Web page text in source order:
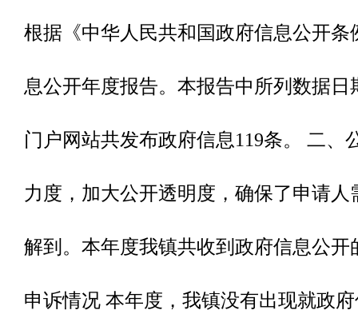
根据《中华人民共和国政府信息公开
息公开年度报告。本报告中所列数据日
门户网站共发布政府信息119条。 二、
力度，加大公开透明度，确保了申请
解到。本年度我镇共收到政府信息公
申诉情况 本年度，我镇没有出现就政